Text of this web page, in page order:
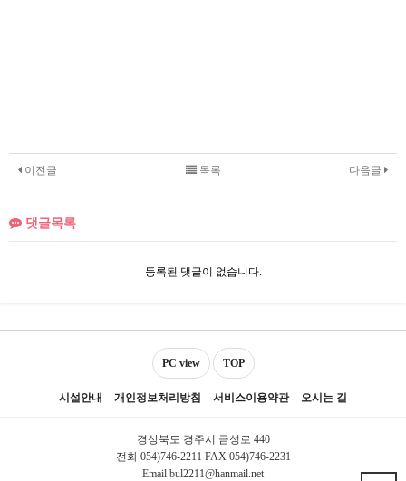
이전글 다음글
목록
댓글목록
등록된 댓글이 없습니다.
PC view TOP
시설안내 개인정보처리방침 서비스이용약관 오시는 길
경상북도 경주시 금성로 440
전화 054)746-2211 FAX 054)746-2231
Email bul2211@hanmail.net